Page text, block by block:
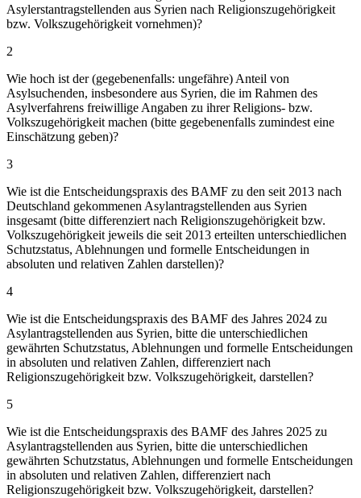
Asylerstantragstellenden aus Syrien nach Religionszugehörigkeit
bzw. Volkszugehörigkeit vornehmen)?
2
Wie hoch ist der (gegebenenfalls: ungefähre) Anteil von
Asylsuchenden, insbesondere aus Syrien, die im Rahmen des
Asylverfahrens freiwillige Angaben zu ihrer Religions- bzw.
Volkszugehörigkeit machen (bitte gegebenenfalls zumindest eine
Einschätzung geben)?
3
Wie ist die Entscheidungspraxis des BAMF zu den seit 2013 nach
Deutschland gekommenen Asylantragstellenden aus Syrien
insgesamt (bitte differenziert nach Religionszugehörigkeit bzw.
Volkszugehörigkeit jeweils die seit 2013 erteilten unterschiedlichen
Schutzstatus, Ablehnungen und formelle Entscheidungen in
absoluten und relativen Zahlen darstellen)?
4
Wie ist die Entscheidungspraxis des BAMF des Jahres 2024 zu
Asylantragstellenden aus Syrien, bitte die unterschiedlichen
gewährten Schutzstatus, Ablehnungen und formelle Entscheidungen
in absoluten und relativen Zahlen, differenziert nach
Religionszugehörigkeit bzw. Volkszugehörigkeit, darstellen?
5
Wie ist die Entscheidungspraxis des BAMF des Jahres 2025 zu
Asylantragstellenden aus Syrien, bitte die unterschiedlichen
gewährten Schutzstatus, Ablehnungen und formelle Entscheidungen
in absoluten und relativen Zahlen, differenziert nach
Religionszugehörigkeit bzw. Volkszugehörigkeit, darstellen?